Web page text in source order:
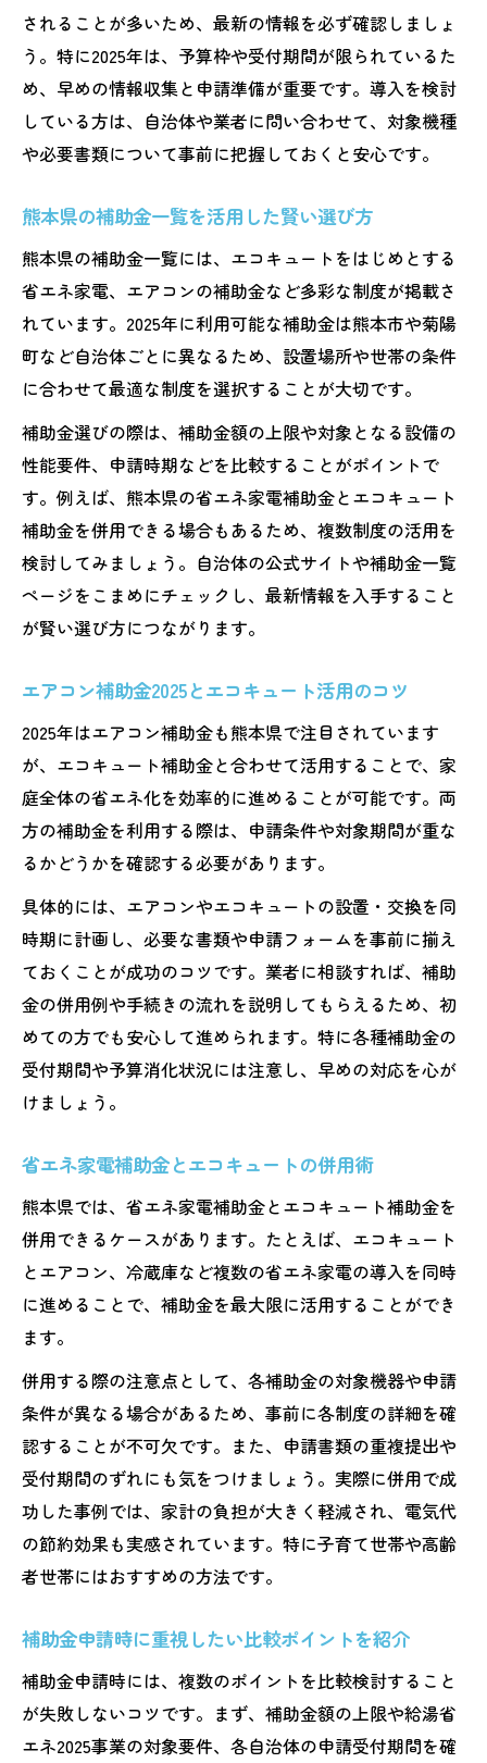
されることが多いため、最新の情報を必ず確認しましょ
う。特に2025年は、予算枠や受付期間が限られているた
め、早めの情報収集と申請準備が重要です。導入を検討
している方は、自治体や業者に問い合わせて、対象機種
や必要書類について事前に把握しておくと安心です。
熊本県の補助金一覧を活用した賢い選び方
熊本県の補助金一覧には、エコキュートをはじめとする
省エネ家電、エアコンの補助金など多彩な制度が掲載さ
れています。2025年に利用可能な補助金は熊本市や菊陽
町など自治体ごとに異なるため、設置場所や世帯の条件
に合わせて最適な制度を選択することが大切です。
補助金選びの際は、補助金額の上限や対象となる設備の
性能要件、申請時期などを比較することがポイントで
す。例えば、熊本県の省エネ家電補助金とエコキュート
補助金を併用できる場合もあるため、複数制度の活用を
検討してみましょう。自治体の公式サイトや補助金一覧
ページをこまめにチェックし、最新情報を入手すること
が賢い選び方につながります。
エアコン補助金2025とエコキュート活用のコツ
2025年はエアコン補助金も熊本県で注目されています
が、エコキュート補助金と合わせて活用することで、家
庭全体の省エネ化を効率的に進めることが可能です。両
方の補助金を利用する際は、申請条件や対象期間が重な
るかどうかを確認する必要があります。
具体的には、エアコンやエコキュートの設置・交換を同
時期に計画し、必要な書類や申請フォームを事前に揃え
ておくことが成功のコツです。業者に相談すれば、補助
金の併用例や手続きの流れを説明してもらえるため、初
めての方でも安心して進められます。特に各種補助金の
受付期間や予算消化状況には注意し、早めの対応を心が
けましょう。
省エネ家電補助金とエコキュートの併用術
熊本県では、省エネ家電補助金とエコキュート補助金を
併用できるケースがあります。たとえば、エコキュート
とエアコン、冷蔵庫など複数の省エネ家電の導入を同時
に進めることで、補助金を最大限に活用することができ
ます。
併用する際の注意点として、各補助金の対象機器や申請
条件が異なる場合があるため、事前に各制度の詳細を確
認することが不可欠です。また、申請書類の重複提出や
受付期間のずれにも気をつけましょう。実際に併用で成
功した事例では、家計の負担が大きく軽減され、電気代
の節約効果も実感されています。特に子育て世帯や高齢
者世帯にはおすすめの方法です。
補助金申請時に重視したい比較ポイントを紹介
補助金申請時には、複数のポイントを比較検討すること
が失敗しないコツです。まず、補助金額の上限や給湯省
エネ2025事業の対象要件、各自治体の申請受付期間を確